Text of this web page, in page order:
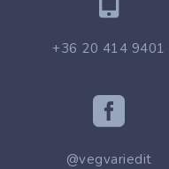
+36 20 414 9401

@vegvariedit